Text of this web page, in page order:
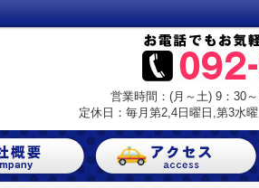
営業時間：(月～土) 9：30
定休日：毎月第2,4日曜日,第3水